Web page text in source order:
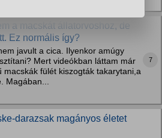
a macskát állatorvoshoz, de
Ez normális így?
javult a cica. Ilyenkor amúgy
Mert videókban láttam már
macskák fülét kiszogták takarytani,a
Magában...
7
darazsak magányos életet